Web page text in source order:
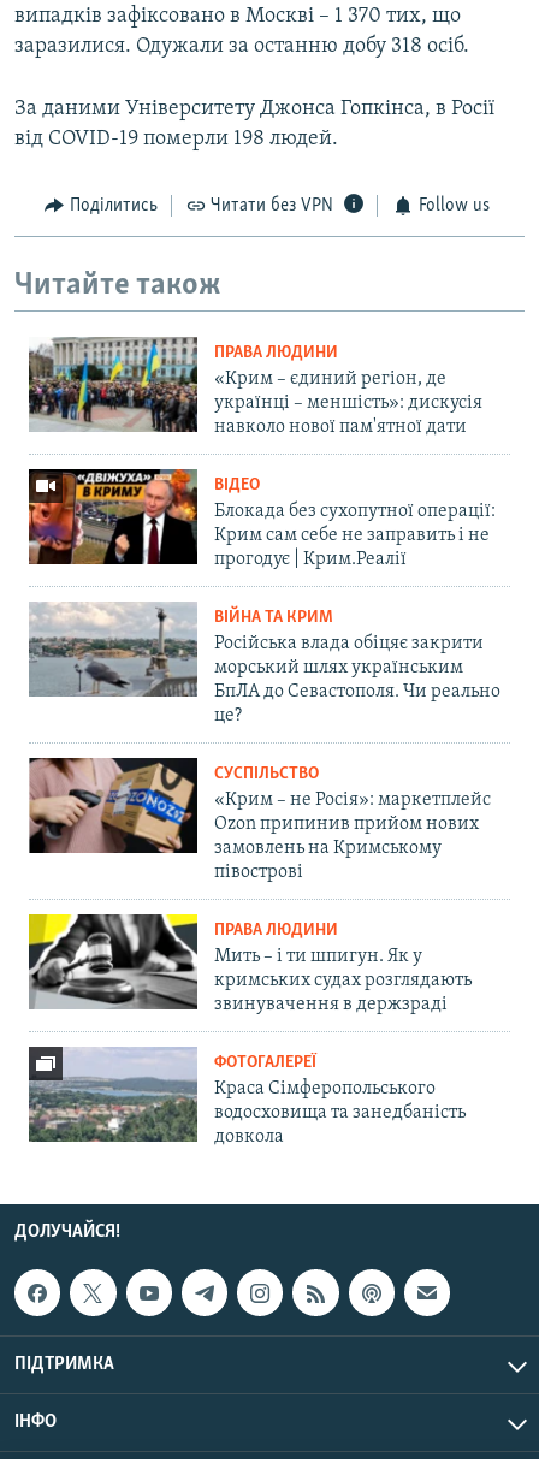
випадків зафіксовано в Москві – 1 370 тих, що
заразилися. Одужали за останню добу 318 осіб.
За даними Університету Джонса Гопкінса, в Росії
від COVID-19 померли 198 людей.
Поділитись Читати без VPN Follow us
Читайте також
ПРАВА ЛЮДИНИ
«Крим – єдиний регіон, де
українці – меншість»: дискусія
навколо нової пам'ятної дати
ВІДЕО
Блокада без сухопутної операції:
Крим сам себе не заправить і не
прогодує | Крим.Реалії
ВІЙНА ТА КРИМ
Російська влада обіцяє закрити
морський шлях українським
БпЛА до Севастополя. Чи реально
це?
СУСПІЛЬСТВО
«Крим – не Росія»: маркетплейс
Ozon припинив прийом нових
замовлень на Кримському
півострові
ПРАВА ЛЮДИНИ
Мить – і ти шпигун. Як у
кримських судах розглядають
звинувачення в держзраді
ФОТОГАЛЕРЕЇ
Краса Сімферопольського
водосховища та занедбаність
довкола
ДОЛУЧАЙСЯ!
ПІДТРИМКА
ІНФО